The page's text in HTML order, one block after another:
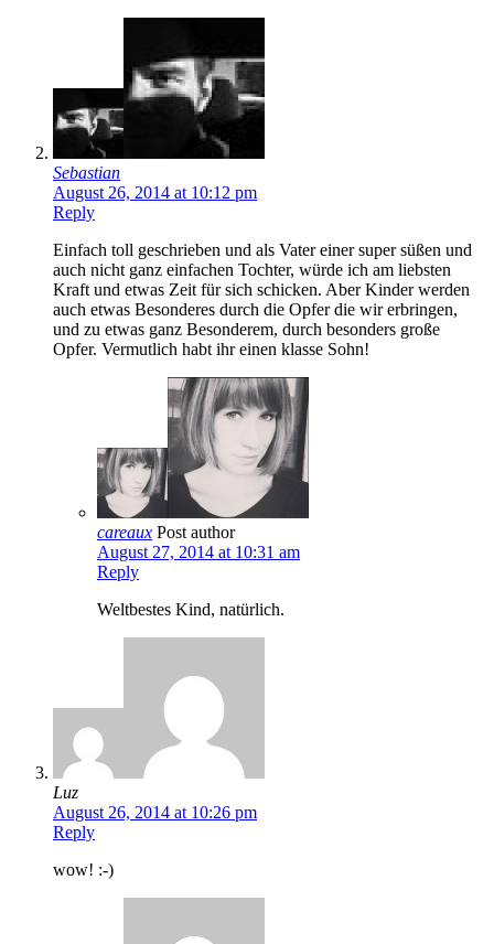
Sebastian
August 26, 2014 at 10:12 pm
Reply
Einfach toll geschrieben und als Vater einer super süßen und
auch nicht ganz einfachen Tochter, würde ich am liebsten
Kraft und etwas Zeit für sich schicken. Aber Kinder werden
auch etwas Besonderes durch die Opfer die wir erbringen,
und zu etwas ganz Besonderem, durch besonders große
Opfer. Vermutlich habt ihr einen klasse Sohn!
careaux Post author
August 27, 2014 at 10:31 am
Reply
Weltbestes Kind, natürlich.
Luz
August 26, 2014 at 10:26 pm
Reply
wow! :-)